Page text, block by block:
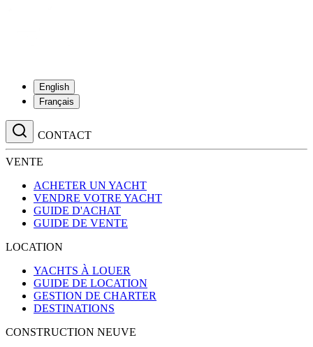
English
Français
CONTACT
VENTE
ACHETER UN YACHT
VENDRE VOTRE YACHT
GUIDE D'ACHAT
GUIDE DE VENTE
LOCATION
YACHTS À LOUER
GUIDE DE LOCATION
GESTION DE CHARTER
DESTINATIONS
CONSTRUCTION NEUVE